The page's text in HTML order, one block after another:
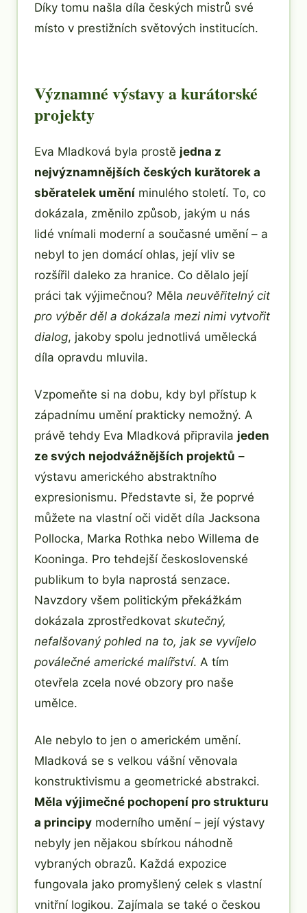
Díky tomu našla díla českých mistrů své
místo v prestižních světových institucích.
Významné výstavy a kurátorské
projekty
Eva Mladková byla prostě jedna z
nejvýznamnějších českých kurătorek a
sběratelek umění minulého století. To, co
dokázala, změnilo způsob, jakým u nás
lidé vnímali moderní a současné umění – a
nebyl to jen domácí ohlas, její vliv se
rozšířil daleko za hranice. Co dělalo její
práci tak výjimečnou? Měla neuvěřitelný cit
pro výběr děl a dokázala mezi nimi vytvořit
dialog, jakoby spolu jednotlivá umělecká
díla opravdu mluvila.
Vzpomeňte si na dobu, kdy byl přístup k
západnímu umění prakticky nemožný. A
právě tehdy Eva Mladková připravila jeden
ze svých nejodvážnějších projektů –
výstavu amerického abstraktního
expresionismu. Představte si, že poprvé
můžete na vlastní oči vidět díla Jacksona
Pollocka, Marka Rothka nebo Willema de
Kooninga. Pro tehdejší československé
publikum to byla naprostá senzace.
Navzdory všem politickým překážkám
dokázala zprostředkovat skutečný,
nefalšovaný pohled na to, jak se vyvíjelo
poválečné americké malířství. A tím
otevřela zcela nové obzory pro naše
umělce.
Ale nebylo to jen o americkém umění.
Mladková se s velkou vášní věnovala
konstruktivismu a geometrické abstrakci.
Měla výjimečné pochopení pro strukturu
a principy moderního umění – její výstavy
nebyly jen nějakou sbírkou náhodně
vybraných obrazů. Každá expozice
fungovala jako promyšlený celek s vlastní
vnitřní logikou. Zajímala se také o českou